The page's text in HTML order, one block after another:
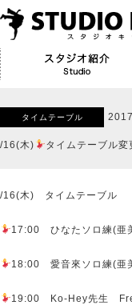
タイムテーブル
/16(木) タイムテーブル変
/16(木) タイムテーブル
17:00 ひなたソロ練(亜
18:00 愛音來ソロ練(亜
19:00 Ko-Hey先生